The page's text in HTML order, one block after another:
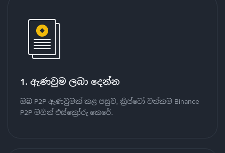
1. ඇණවුම ලබා දෙන්න
ඔබ P2P ඇණවුමක් කළ පසුව, ක්‍රිප්ටෝ වත්කම Binance
P2P මගින් එස්ක්‍රෝරු කෙරේ.